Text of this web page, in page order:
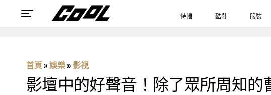
特輯 酷鞋 服裝
首頁 » 娛樂 » 影視
影壇中的好聲音！除了眾所周知的